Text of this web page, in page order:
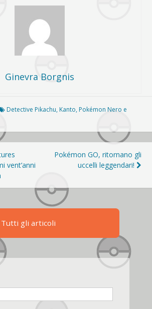
Ginevra Borgnis
Detective Pikachu, Kanto, Pokémon Nero e
vent’anni
Pokémon GO, ritornano gli
uccelli leggendari!
Tutti gli articoli